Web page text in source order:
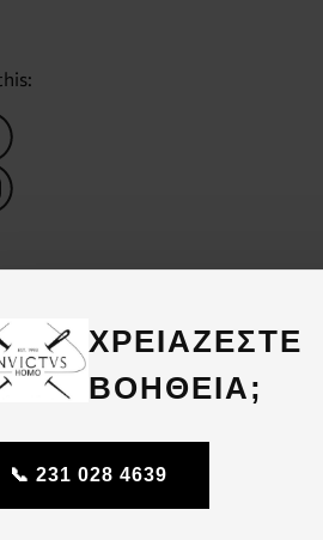
ΧΡΕΙΑΖΕΣΤΕ
ΒΟΗΘΕΙΑ;
📞 231 028 4639
Puffer
μπουφάν σε λαδί
εμφανίσεις με
με υδατοαπωθητική
από ψιλόβροχο και